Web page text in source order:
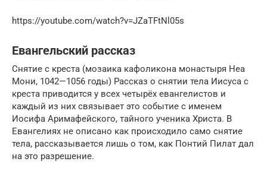
https://youtube.com/watch?v=JZaTFtNl05s
Евангельский рассказ
Снятие с креста (мозаика кафоликона монастыря Неа
Мони, 1042—1056 годы) Рассказ о снятии тела Иисуса с
креста приводится у всех четырёх евангелистов и
каждый из них связывает это событие с именем
Иосифа Аримафейского, тайного ученика Христа. В
Евангелиях не описано как происходило само снятие
тела, рассказывается лишь о том, как Понтий Пилат дал
на это разрешение.